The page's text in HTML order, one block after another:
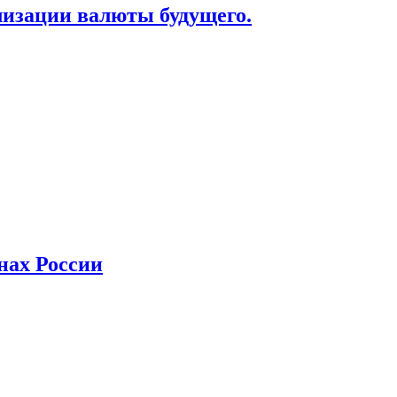
валюты будущего.
России